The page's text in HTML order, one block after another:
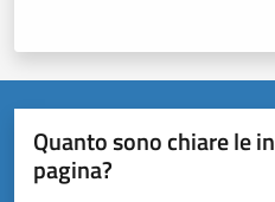
Quanto sono chiare le
pagina?